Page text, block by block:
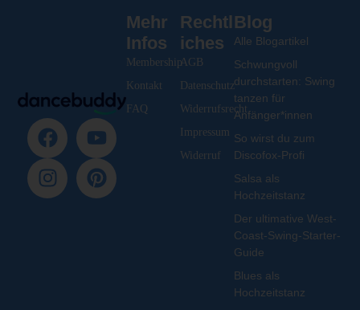
Rechtl
iches
AGB
Datenschutz
Widerrufsrecht
Impressum
Widerruf
Mehr
Infos
Membership
Kontakt
FAQ
Blog
Alle Blogartikel
Schwungvoll
durchstarten: Swing
tanzen für
Anfänger*innen
So wirst du zum
Discofox-Profi
Salsa als
Hochzeitstanz
Der ultimative West-
Coast-Swing-Starter-
Guide
Blues als
Hochzeitstanz